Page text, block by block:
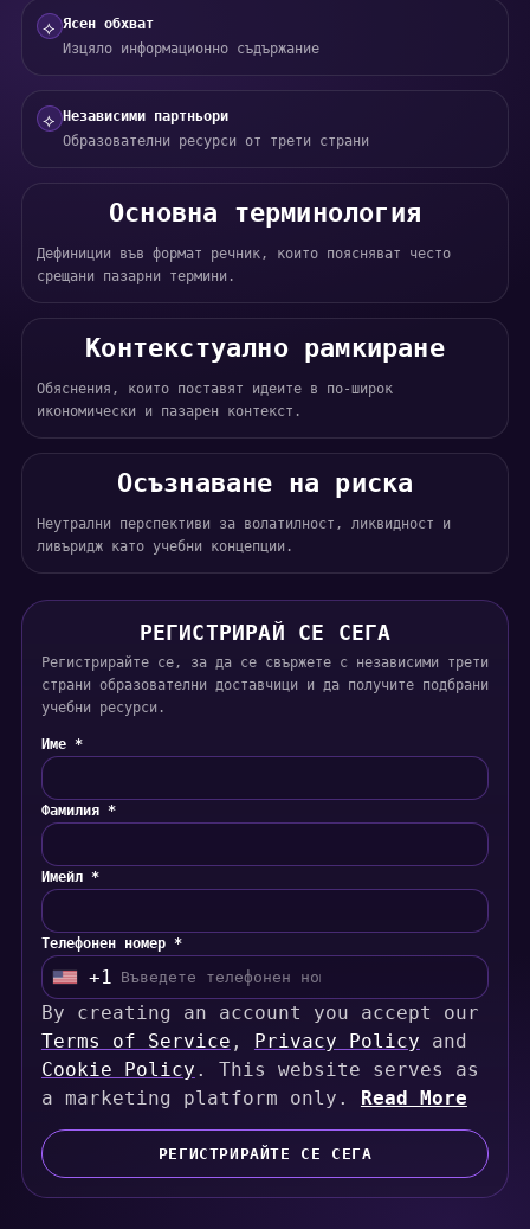
⟡ Ясен обхват
Изцяло информационно съдържание
⟡ Независими партньори
Образователни ресурси от трети страни
Основна терминология
Дефиниции във формат речник, които поясняват често
срещани пазарни термини.
Контекстуално рамкиране
Обяснения, които поставят идеите в по-широк
икономически и пазарен контекст.
Осъзнаване на риска
Неутрални перспективи за волатилност, ликвидност и
ливъридж като учебни концепции.
РЕГИСТРИРАЙ СЕ СЕГА
Регистрирайте се, за да се свържете с независими трети
страни образователни доставчици и да получите подбрани
учебни ресурси.
Име *
Фамилия *
Имейл *
Телефонен номер *
U
i
t
e
d
t
+1
By creating an account you accept our
Terms of Service , Privacy Policy and
Cookie Policy . This website serves as
a marketing platform only.
Read More
РЕГИСТРИРАЙТЕ СЕ СЕГА